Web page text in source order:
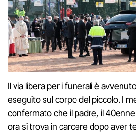
Il via libera per i funerali è
eseguito sul corpo del piccolo. I
confermato che il padre, il 40enne
ora si trova in carcere dopo aver